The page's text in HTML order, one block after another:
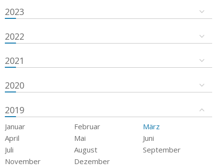
2023
2022
2021
2020
2019
Januar Februar
März
April
Mai
Juni
Juli
August
September
November
Dezember